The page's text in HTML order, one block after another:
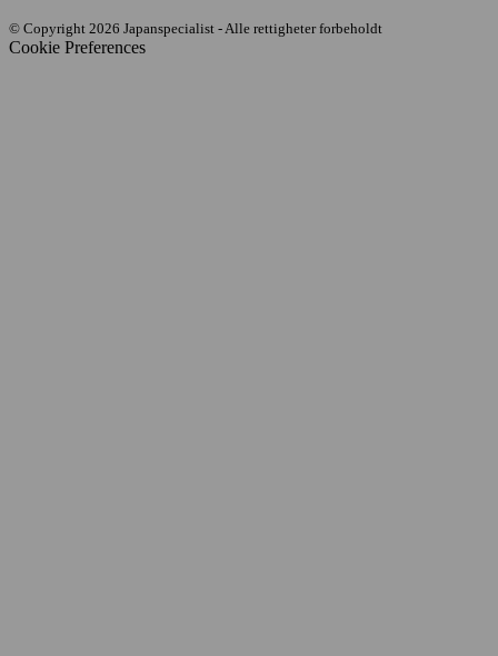
© Copyright 2026 Japanspecialist - Alle rettigheter forbeholdt
Cookie Preferences